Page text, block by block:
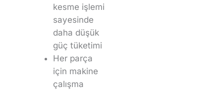
kesme işlemi
sayesinde
daha düşük
güç tüketimi
Her parça
için makine
çalışma